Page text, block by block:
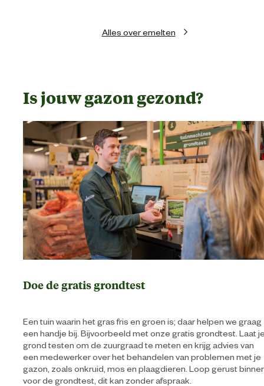
Alles over emelten
Is jouw gazon gezond?
Doe de gratis grondtest
Een tuin waarin het gras fris en groen is; daar helpen we graag
een handje bij. Bijvoorbeeld met onze gratis grondtest. Laat
grond testen om de zuurgraad te meten en krijg advies van
een medewerker over het behandelen van problemen met je
gazon, zoals onkruid, mos en plaagdieren. Loop gerust
voor de grondtest, dit kan zonder afspraak.